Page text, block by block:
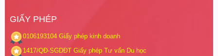
GIẤY PHÉP
0106193104 Giấy phép kinh doanh
1417/QĐ-SGDĐT Giấy phép Tư vấn Du học